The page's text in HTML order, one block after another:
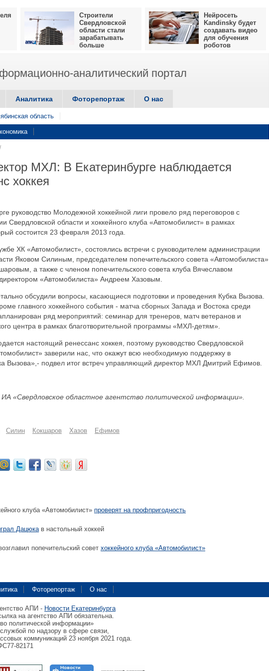
Строители
Свердловской
области стали
зарабатывать
больше
Нейросеть
Kandinsky будет
создавать видео
для обучения
роботов
аналитический портал
Аналитика Фоторепортаж О нас
область
/
МХЛ: В Екатеринбурге наблюдается
хоккея
руководство Молодежной хоккейной лиги провело ряд переговоров с
Свердловской области и хоккейного клуба «Автомобилист» в рамках
состоится 23 февраля 2013 года.
ХК «Автомобилист», состоялись встречи с руководителем администрации
Яковом Силиным, председателем попечительского совета «Автомобилиста»
а также с членом попечительского совета клуба Вячеславом
«Автомобилиста» Андреем Хазовым.
обсудили вопросы, касающиеся подготовки и проведения Кубка Вызова.
главного хоккейного события - матча сборных Запада и Востока среди
ряд мероприятий: семинар для тренеров, матч ветеранов и
центра в рамках благотворительной программы «МХЛ-детям».
настоящий ренессанс хоккея, поэтому руководство Свердловской
заверили нас, что окажут всю необходимую поддержку в
Вызова»,- подвел итог встреч управляющий директор МХЛ Дмитрий Ефимов.
«Свердловское областное агентство политической информации».
Силин Кокшаров Хазов Ефимов
клуба «Автомобилист» проверят на профпригодность
Дацюкав настольный хоккей
попечительский совет хоккейного клуба «Автомобилист»
Фоторепортаж О нас
АПИ - Новости Екатеринбурга
на агентство АПИ обязательна.
политической информации»
по надзору в сфере связи,
коммуникаций 23 ноября 2021 года.
82171